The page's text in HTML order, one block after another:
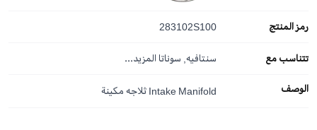
رمز المنتج 283102S100
تتناسب مع سنتافيه, سوناتا المزيد...
الوصف Intake Manifold ثلاجه مكينة